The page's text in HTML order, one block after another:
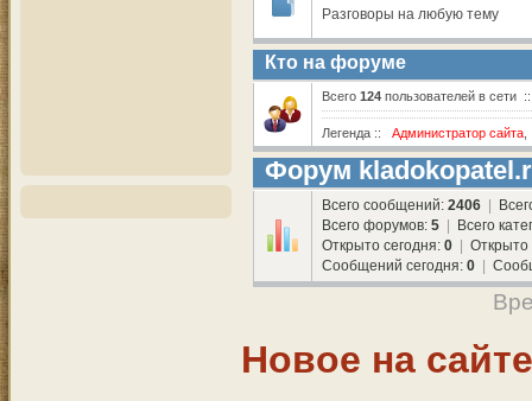
Разговоры на любую тему
Кто на форуме
Всего 124 пользователей в сети
Легенда :: Администратор сайта
Форум
Всего сообщений: 2406 |
Всего форумов: 5 | Всего
Открыто сегодня: 0 | Открыто
Сообщений сегодня: 0 |
Новое на сайте